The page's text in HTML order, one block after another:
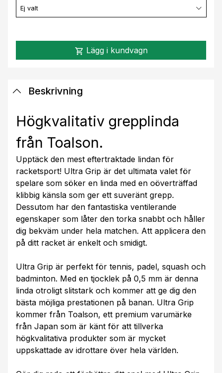
Ej valt
shopping_cart Lägg i kundvagn
Beskrivning
Högkvalitativ grepplinda
från Toalson.
Upptäck den mest eftertraktade lindan för
racketsport! Ultra Grip är det ultimata valet för
spelare som söker en linda med en oöverträffad
klibbig känsla som ger ett suveränt grepp.
Dessutom har den fantastiska ventilerande
egenskaper som låter den torka snabbt och håller
dig bekväm under hela matchen. Att applicera den
på ditt racket är enkelt och smidigt.
Ultra Grip är perfekt för tennis, padel, squash och
badminton. Med en tjocklek på 0,5 mm är denna
linda otroligt slitstark och kommer att ge dig den
bästa möjliga prestationen på banan. Ultra Grip
kommer från Toalson, ett premium varumärke
från Japan som är känt för att tillverka
högkvalitativa produkter som är mycket
uppskattade av idrottare över hela världen.